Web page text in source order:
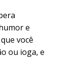
e
você
ou ioga, e